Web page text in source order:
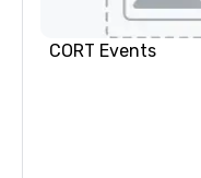
CORT Events